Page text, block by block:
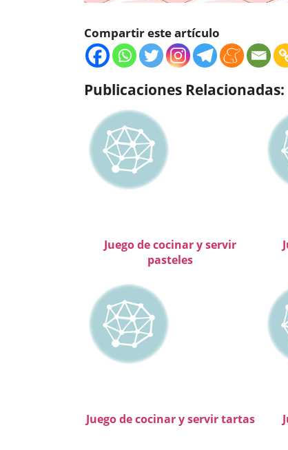
Compartir este artículo
Publicaciones Relacionadas:
Juego de cocinar y servir
pasteles
Juego de cocinar y servir tartas